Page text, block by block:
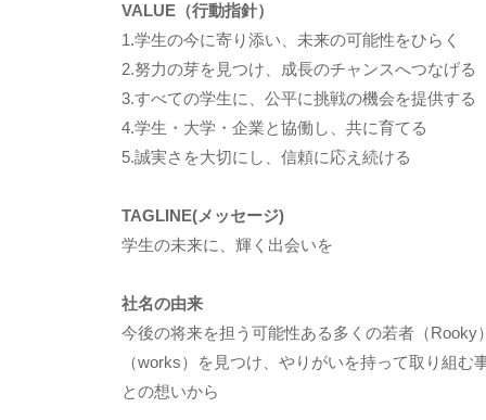
VALUE（行動指針）
1.学生の今に寄り添い、未来の可能性をひらく
2.努力の芽を見つけ、成長のチャンスへつなげる
3.すべての学生に、公平に挑戦の機会を提供する
4.学生・大学・企業と協働し、共に育てる
5.誠実さを大切にし、信頼に応え続ける
TAGLINE(メッセージ)
学生の未来に、輝く出会いを
社名の由来
今後の将来を担う可能性ある多くの若者（Rooky
（works）を見つけ、やりがいを持って取り組む
との想いから